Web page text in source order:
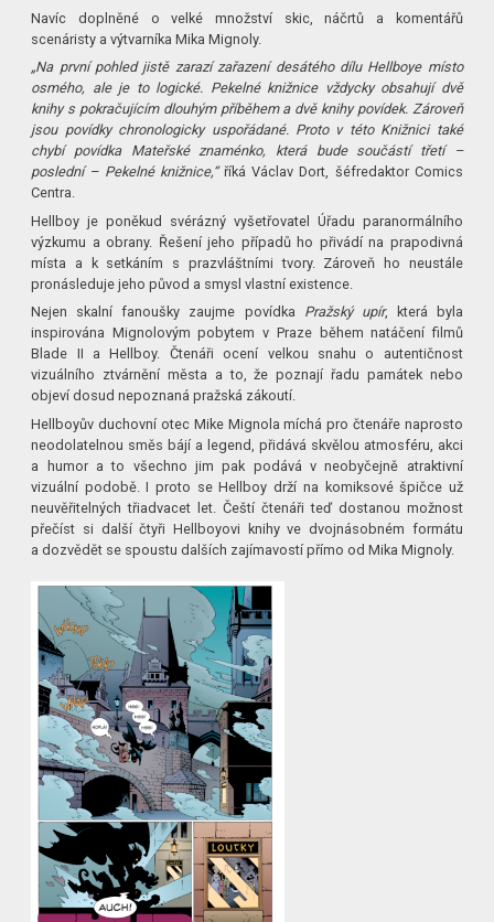
Navíc doplněné o velké množství skic, náčrtů a komentářů
scenáristy a výtvarníka Mika Mignoly.
„Na první pohled jistě zarazí zařazení desátého dílu Hellboye místo
osmého, ale je to logické. Pekelné knižnice vždycky obsahují dvě
knihy s pokračujícím dlouhým příběhem a dvě knihy povídek. Zároveň
jsou povídky chronologicky uspořádané. Proto v této Knižnici také
chybí povídka Mateřské znaménko, která bude součástí třetí –
poslední – Pekelné knižnice,“říká Václav Dort, šéfredaktor Comics
Centra.
Hellboy je poněkud svérázný vyšetřovatel Úřadu paranormálního
výzkumu a obrany. Řešení jeho případů ho přivádí na prapodivná
místa a k setkáním s prazvláštními tvory. Zároveň ho neustále
pronásleduje jeho původ a smysl vlastní existence.
Nejen skalní fanoušky zaujme povídka Pražský upír, která byla
inspirována Mignolovým pobytem v Praze během natáčení filmů
Blade II a Hellboy. Čtenáři ocení velkou snahu o autentičnost
vizuálního ztvárnění města a to, že poznají řadu památek nebo
objeví dosud nepoznaná pražská zákoutí.
Hellboyův duchovní otec Mike Mignola míchá pro čtenáře naprosto
neodolatelnou směs bájí a legend, přidává skvělou atmosféru, akci
a humor a to všechno jim pak podává v neobyčejně atraktivní
vizuální podobě. I proto se Hellboy drží na komiksové špičce už
neuvěřitelných třiadvacet let. Čeští čtenáři teď dostanou možnost
přečíst si další čtyři Hellboyovi knihy ve dvojnásobném formátu
a dozvědět se spoustu dalších zajímavostí přímo od Mika Mignoly.